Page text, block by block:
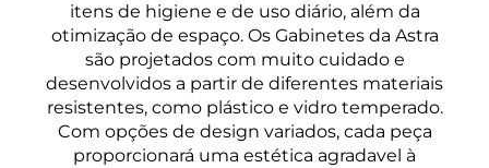
itens de higiene e de uso diário, além da
otimização de espaço. Os Gabinetes da Astra
são projetados com muito cuidado e
desenvolvidos a partir de diferentes materiais
resistentes, como plástico e vidro temperado.
Com opções de design variados, cada peça
proporcionará uma estética agradavel à